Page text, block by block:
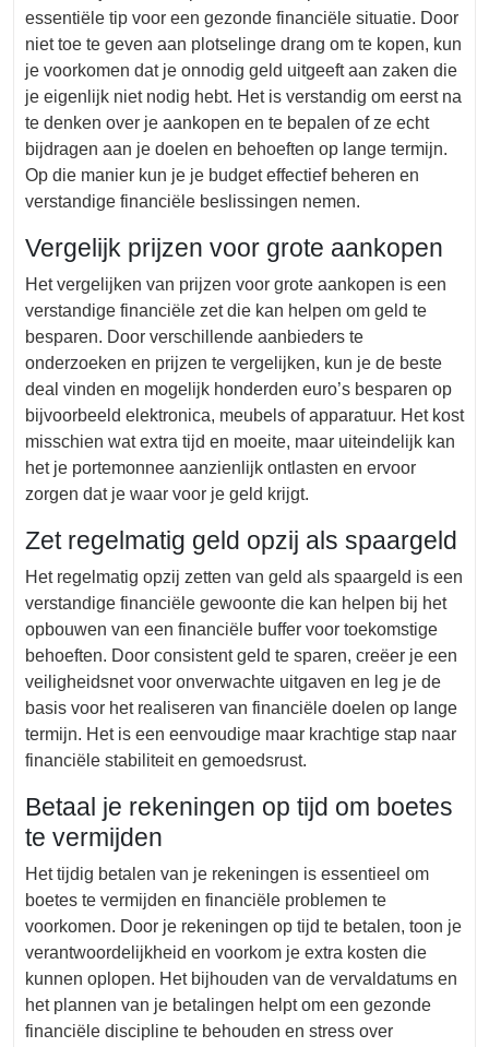
essentiële tip voor een gezonde financiële situatie. Door
niet toe te geven aan plotselinge drang om te kopen, kun
je voorkomen dat je onnodig geld uitgeeft aan zaken die
je eigenlijk niet nodig hebt. Het is verstandig om eerst na
te denken over je aankopen en te bepalen of ze echt
bijdragen aan je doelen en behoeften op lange termijn.
Op die manier kun je je budget effectief beheren en
verstandige financiële beslissingen nemen.
Vergelijk prijzen voor grote aankopen
Het vergelijken van prijzen voor grote aankopen is een
verstandige financiële zet die kan helpen om geld te
besparen. Door verschillende aanbieders te
onderzoeken en prijzen te vergelijken, kun je de beste
deal vinden en mogelijk honderden euro’s besparen op
bijvoorbeeld elektronica, meubels of apparatuur. Het kost
misschien wat extra tijd en moeite, maar uiteindelijk kan
het je portemonnee aanzienlijk ontlasten en ervoor
zorgen dat je waar voor je geld krijgt.
Zet regelmatig geld opzij als spaargeld
Het regelmatig opzij zetten van geld als spaargeld is een
verstandige financiële gewoonte die kan helpen bij het
opbouwen van een financiële buffer voor toekomstige
behoeften. Door consistent geld te sparen, creëer je een
veiligheidsnet voor onverwachte uitgaven en leg je de
basis voor het realiseren van financiële doelen op lange
termijn. Het is een eenvoudige maar krachtige stap naar
financiële stabiliteit en gemoedsrust.
Betaal je rekeningen op tijd om boetes
te vermijden
Het tijdig betalen van je rekeningen is essentieel om
boetes te vermijden en financiële problemen te
voorkomen. Door je rekeningen op tijd te betalen, toon je
verantwoordelijkheid en voorkom je extra kosten die
kunnen oplopen. Het bijhouden van de vervaldatums en
het plannen van je betalingen helpt om een gezonde
financiële discipline te behouden en stress over